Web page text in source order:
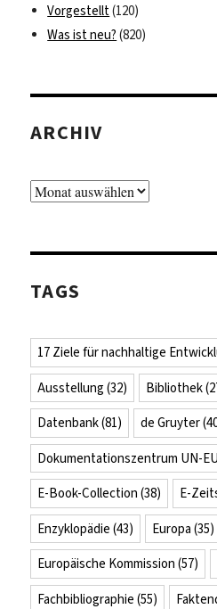
Vorgestellt(120)
Was ist neu? (820)
ARCHIV
Archiv
TAGS
17 Ziele für nachhaltige
Ausstellung (32) Bibliothek
Datenbank(81) de Gruyter
Dokumentationszentrum UN-EU
E-Book-Collection (38) E-
Enzyklopädie (43) Europa (35)
Europäische Kommission (57)
Fachbibliographie (55)